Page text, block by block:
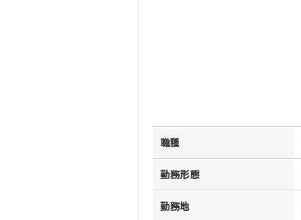
職種
勤務形態
勤務地